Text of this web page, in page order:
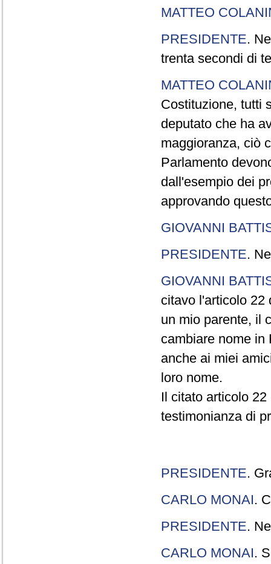
MATTEO
PRESIDENTE.
trenta secondi di
MATTEO
Costituzione, tutti
deputato che ha
maggioranza, ciò
Parlamento
dall'esempio dei
approvando
GIOVANNI
PRESIDENTE.
GIOVANNI
citavo l'articolo 22
un mio parente, il
cambiare nome in
anche ai miei
loro nome.
Il citato articolo
testimonianza di
PRESIDENTE.
CARLO MONAI.
PRESIDENTE.
CARLO MONAI.